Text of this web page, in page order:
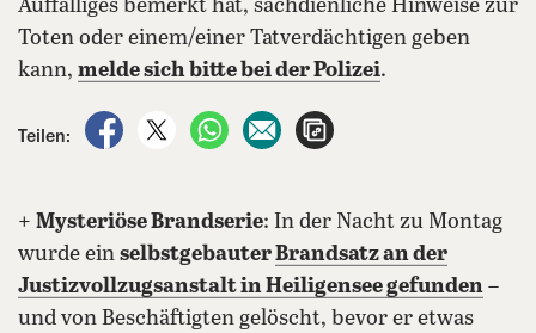
Auffälliges bemerkt hat, sachdienliche Hinweise zur
Toten oder einem/einer Tatverdächtigen geben
kann, melde sich bitte bei der Polizei.
Teilen:
auf Facebook teilen
auf X teilenper WhatsApp teilen
per E-Mail teilen
+ Mysteriöse Brandserie: In der Nacht zu Montag
wurde ein selbstgebauterBrandsatz an der
Justizvollzugsanstalt in Heiligensee gefunden –
und von Beschäftigten gelöscht, bevor er etwas